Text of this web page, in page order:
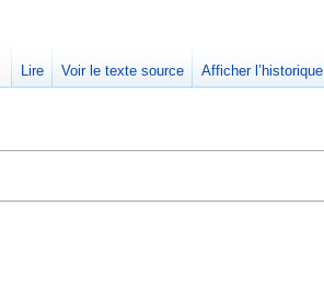
Lire Voir le texte source Afficher l’historique